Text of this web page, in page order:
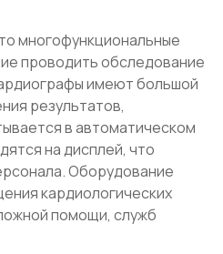
многофункциональные
проводить обследование
имеют большой
результатов,
в автоматическом
на дисплей, что
Оборудование
кардиологических
помощи, служб